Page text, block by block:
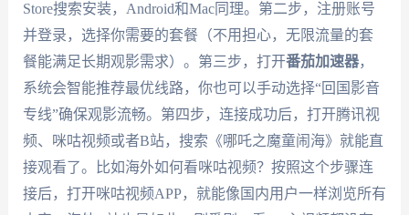
Store搜索安装，Android和Mac同理。第二步，注册账号
并登录，选择你需要的套餐（不用担心，无限流量的套
餐能满足长期观影需求）。第三步，打开番茄加速器，
系统会智能推荐最优线路，你也可以手动选择“回国影音
专线”确保观影流畅。第四步，连接成功后，打开腾讯视
频、咪咕视频或者B站，搜索《哪吒之魔童闹海》就能直
接观看了。比如海外如何看咪咕视频？按照这个步骤连
接后，打开咪咕视频APP，就能像国内用户一样浏览所有